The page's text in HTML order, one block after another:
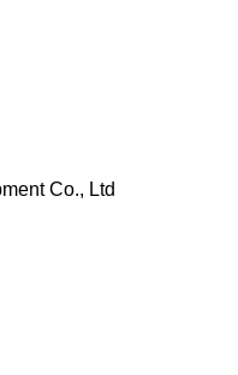
Co., Ltd